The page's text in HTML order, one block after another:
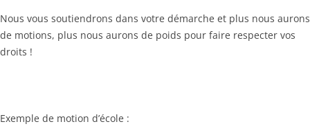
Nous vous soutiendrons dans votre démarche et plus nous aurons
de motions, plus nous aurons de poids pour faire respecter vos
droits !
Exemple de motion d’école :